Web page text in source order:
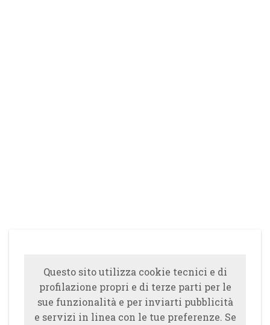
Questo sito utilizza cookie tecnici e di
profilazione propri e di terze parti per le
sue funzionalità e per inviarti pubblicità
e servizi in linea con le tue preferenze. Se